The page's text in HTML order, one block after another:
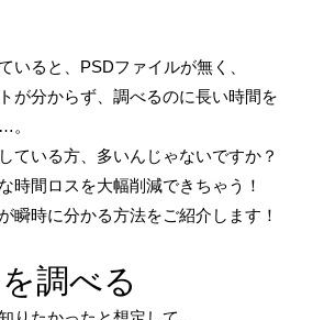
いると、PSDファイルが無く、
が分からず、調べるのに長い時間を
。
ている方、多いんじゃないですか？
時間ロスを大幅削減できちゃう！
瞬時に分かる方法をご紹介します！
調べる